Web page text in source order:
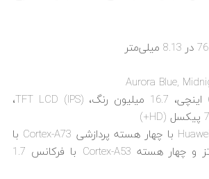
• صفحه‌نمایش: 6.39 اینچی، 16.7 میلیون رنگ، TFT LCD (IPS)،
• تراشه: Huawei Kirin 710F با چهار هسته پردازشی Cortex-A73 با
فرکانس 2.2 گیگاهرتز و چهار هسته Cortex-A53 با فرکانس 1.7